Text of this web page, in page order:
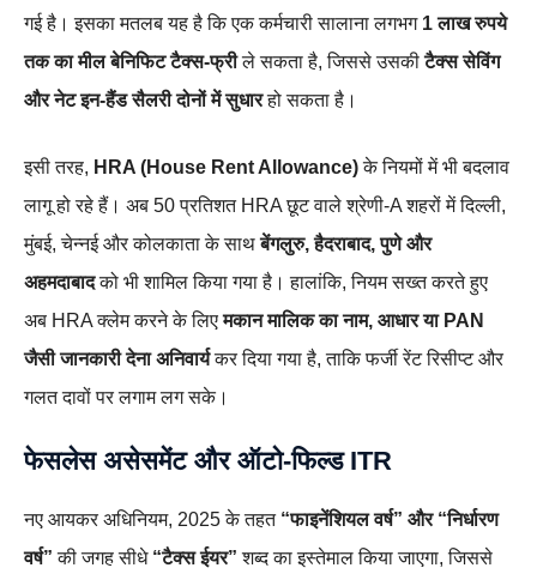
गई है। इसका मतलब यह है कि एक कर्मचारी सालाना लगभग 1 लाख रुपये
तक का मील बेनिफिट टैक्स‑फ्रीले सकता है, जिससे उसकीटैक्स सेविंग
और नेट इन‑हैंड सैलरी दोनों में सुधारहो सकता है।
इसी तरह, HRA (House Rent Allowance)के नियमों में भी बदलाव
लागू हो रहे हैं। अब 50 प्रतिशत HRA छूट वाले श्रेणी‑A शहरों में दिल्ली,
मुंबई, चेन्नई और कोलकाता के साथबेंगलुरु, हैदराबाद, पुणे और
अहमदाबादको भी शामिल किया गया है। हालांकि, नियम सख्त करते हुए
अब HRA क्लेम करने के लिएमकान मालिक का नाम, आधार या PAN
जैसी जानकारी देना अनिवार्यकर दिया गया है, ताकि फर्जी रेंट रिसीप्ट और
गलत दावों पर लगाम लग सके।
फेसलेस असेसमेंट और ऑटो‑फिल्ड ITR
नए आयकर अधिनियम, 2025 के तहत “फाइनेंशियल वर्ष” और “निर्धारण
वर्ष” की जगह सीधे “टैक्स ईयर” शब्द का इस्तेमाल किया जाएगा, जिससे